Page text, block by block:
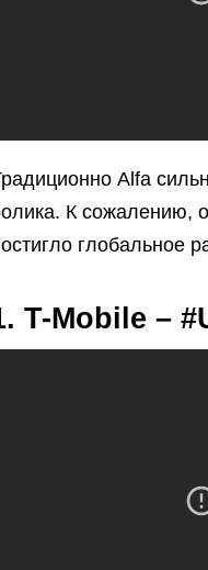
Alfa
К сожалению,
глобальное
T-Mobile –